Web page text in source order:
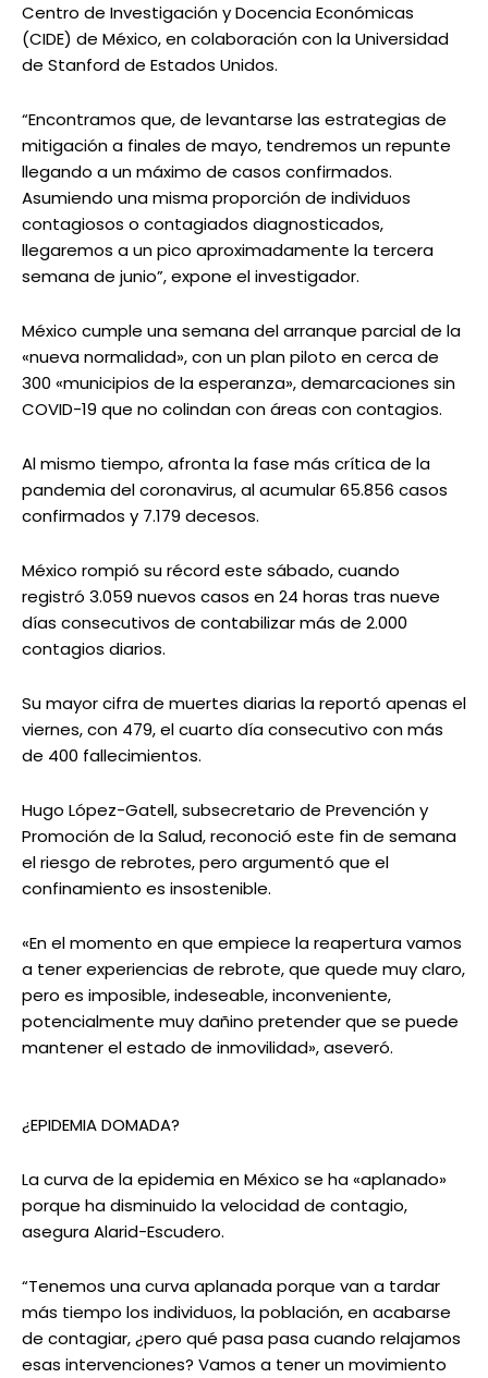
Centro de Investigación y Docencia Económicas
(CIDE) de México, en colaboración con la Universidad
de Stanford de Estados Unidos.
“Encontramos que, de levantarse las estrategias de
mitigación a finales de mayo, tendremos un repunte
llegando a un máximo de casos confirmados.
Asumiendo una misma proporción de individuos
contagiosos o contagiados diagnosticados,
llegaremos a un pico aproximadamente la tercera
semana de junio”, expone el investigador.
México cumple una semana del arranque parcial de la
«nueva normalidad», con un plan piloto en cerca de
300 «municipios de la esperanza», demarcaciones sin
COVID-19 que no colindan con áreas con contagios.
Al mismo tiempo, afronta la fase más crítica de la
pandemia del coronavirus, al acumular 65.856 casos
confirmados y 7.179 decesos.
México rompió su récord este sábado, cuando
registró 3.059 nuevos casos en 24 horas tras nueve
días consecutivos de contabilizar más de 2.000
contagios diarios.
Su mayor cifra de muertes diarias la reportó apenas el
viernes, con 479, el cuarto día consecutivo con más
de 400 fallecimientos.
Hugo López-Gatell, subsecretario de Prevención y
Promoción de la Salud, reconoció este fin de semana
el riesgo de rebrotes, pero argumentó que el
confinamiento es insostenible.
«En el momento en que empiece la reapertura vamos
a tener experiencias de rebrote, que quede muy claro,
pero es imposible, indeseable, inconveniente,
potencialmente muy dañino pretender que se puede
mantener el estado de inmovilidad», aseveró.
¿EPIDEMIA DOMADA?
La curva de la epidemia en México se ha «aplanado»
porque ha disminuido la velocidad de contagio,
asegura Alarid-Escudero.
“Tenemos una curva aplanada porque van a tardar
más tiempo los individuos, la población, en acabarse
de contagiar, ¿pero qué pasa pasa cuando relajamos
esas intervenciones? Vamos a tener un movimiento